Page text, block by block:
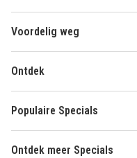
Voordelig weg
Ontdek
Populaire Specials
Ontdek meer Specials